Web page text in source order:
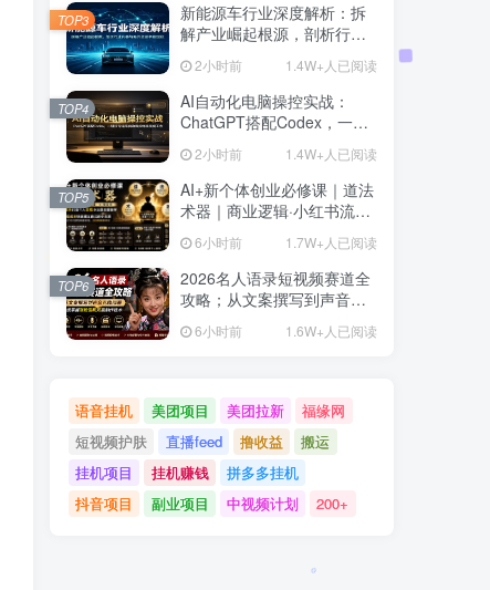
新能源车行业深度解析：拆
解产业崛起根源，剖析行业
内卷与海外贸易争端现状
2小时前 1.4W+人已阅读
TOP3
AI自动化电脑操控实战：
ChatGPT搭配Codex，一键
指令远程自动操控电脑完成
工作2小时前 1.4W+人已阅读
TOP4
AI+新个体创业必修课｜道法
术器｜商业逻辑·小红书流量
·AI智能体｜低成本打造个人
变现小生意全套教学
6小时前 1.7W+人已阅读
TOP5
2026名人语录短视频赛道全
攻略；从文案撰写到声音克
隆部署，系统掌握涨粉变现
双赢制作技术
6小时前 1.6W+人已阅读
TOP6
语音挂机 美团项目 美团拉新
福缘网
短视频护肤
直播feed 撸收益
搬运
挂机项目
挂机赚钱
拼多多挂机
抖音项目
副业项目 中视频计划 200+